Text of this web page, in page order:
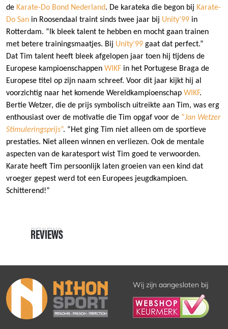
de Karate-Do Bond Nederland. De karateka die begon bij Karate-
Do San in Roosendaal traint sinds twee jaar bij Unity’99 in
Rotterdam. “Ik bleek talent te hebben en mocht gaan trainen
met betere trainingsmaatjes. Bij Unity’99 gaat dat perfect.”
Dat Tim talent heeft bleek afgelopen jaar toen hij tijdens de
Europese kampioenschappen WIKF in het Portugese Braga de
Europese titel op zijn naam schreef. Voor dit jaar kijkt hij al
voorzichtig naar het komende Wereldkampioenschap WIKF.
Bertie Wetzer, die de prijs symbolisch uitreikte aan Tim, was erg
enthousiast over de motivatie die Tim opgaf voor de “Jan Wetzer
Stimuleringsprijs”. “Het ging Tim niet alleen om de sportieve
prestaties. Niet alleen winnen en verliezen. Ook de mentale
aspecten van de karatesport wist Tim goed te verwoorden.
Karate heeft Tim persoonlijk laten groeien van een kind dat
vroeger gepest werd tot een Europees jeugdkampioen.
Schitterend!”
REVIEWS
REVIEWS
Wij zijn aangesloten bij